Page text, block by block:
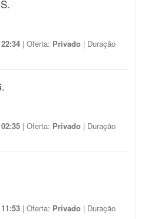
| Oferta: Privado | Duração
| Oferta: Privado | Duração
| Oferta: Privado | Duração